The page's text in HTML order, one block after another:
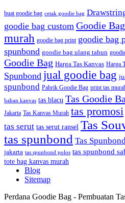
buat goodie bag cetak goodie bag
goodie bag custom Goodie
murah goodie bag print goodie bag
spunbond goodie bag ulang tahun
Goodie Bag Harga Tas Kanvas Harga
Spunbond jual goodie bag
spunbond Pabrik Goodie Bag print tas
bahan kanvas tas blacu Tas Goodie
Jakarta Tas Kanvas Murah tas promosi
tas serut tas serut ransel Tas
tas spunbond Tas
jakarta tas spunbond polos tas spunbond
tote bag kanvas murah
Blog
Sitemap
Perdana Goodie Bag - Pembuatan